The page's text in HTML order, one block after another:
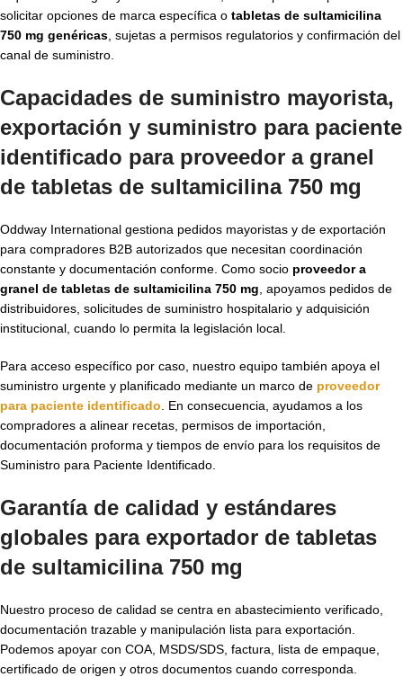
solicitar opciones de marca específica o tabletas de sultamicilina
750 mg genéricas , sujetas a permisos regulatorios y confirmación del
canal de suministro.
Capacidades de suministro mayorista,
exportación y suministro para paciente
identificado para proveedor a granel
de tabletas de sultamicilina 750 mg
Oddway International gestiona pedidos mayoristas y de exportación
para compradores B2B autorizados que necesitan coordinación
constante y documentación conforme. Como socio proveedor a
granel de tabletas de sultamicilina 750 mg , apoyamos pedidos de
distribuidores, solicitudes de suministro hospitalario y adquisición
institucional, cuando lo permita la legislación local.
Para acceso específico por caso, nuestro equipo también apoya el
suministro urgente y planificado mediante un marco de proveedor
para paciente identificado . En consecuencia, ayudamos a los
compradores a alinear recetas, permisos de importación,
documentación proforma y tiempos de envío para los requisitos de
Suministro para Paciente Identificado.
Garantía de calidad y estándares
globales para exportador de tabletas
de sultamicilina 750 mg
Nuestro proceso de calidad se centra en abastecimiento verificado,
documentación trazable y manipulación lista para exportación.
Podemos apoyar con COA, MSDS/SDS, factura, lista de empaque,
certificado de origen y otros documentos cuando corresponda.